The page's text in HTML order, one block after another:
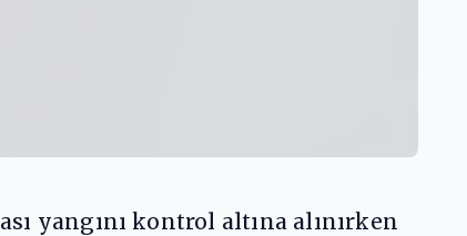
yangını kontrol altına alınırken